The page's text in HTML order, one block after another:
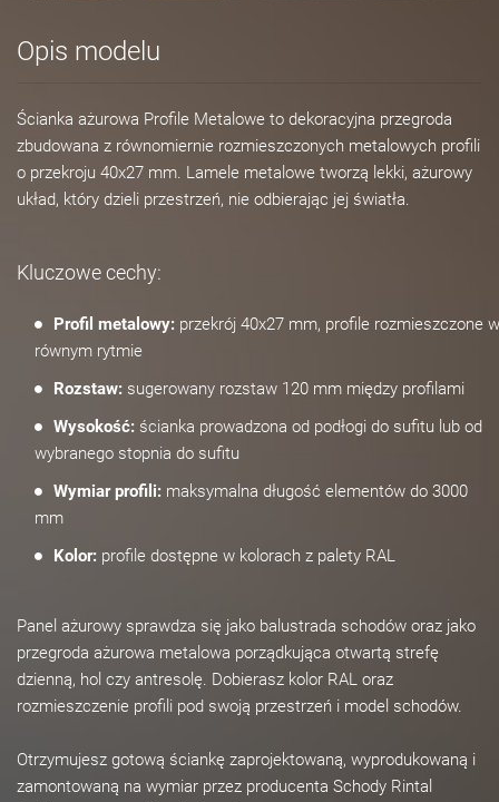
Opis modelu
Ścianka ażurowa Profile Metalowe to dekoracyjna przegroda
zbudowana z równomiernie rozmieszczonych metalowych profili
o przekroju 40x27 mm. Lamele metalowe tworzą lekki, ażurowy
układ, który dzieli przestrzeń, nie odbierając jej światła.
Kluczowe cechy:
Profil metalowy: przekrój 40x27 mm, profile rozmieszczone w
równym rytmie
Rozstaw: sugerowany rozstaw 120 mm między profilami
Wysokość: ścianka prowadzona od podłogi do sufitu lub od
wybranego stopnia do sufitu
Wymiar profili: maksymalna długość elementów do 3000
mm
Kolor: profile dostępne w kolorach z palety RAL
Panel ażurowy sprawdza się jako balustrada schodów oraz jako
przegroda ażurowa metalowa porządkująca otwartą strefę
dzienną, hol czy antresolę. Dobierasz kolor RAL oraz
rozmieszczenie profili pod swoją przestrzeń i model schodów.
Otrzymujesz gotową ściankę zaprojektowaną, wyprodukowaną i
zamontowaną na wymiar przez producenta Schody Rintal